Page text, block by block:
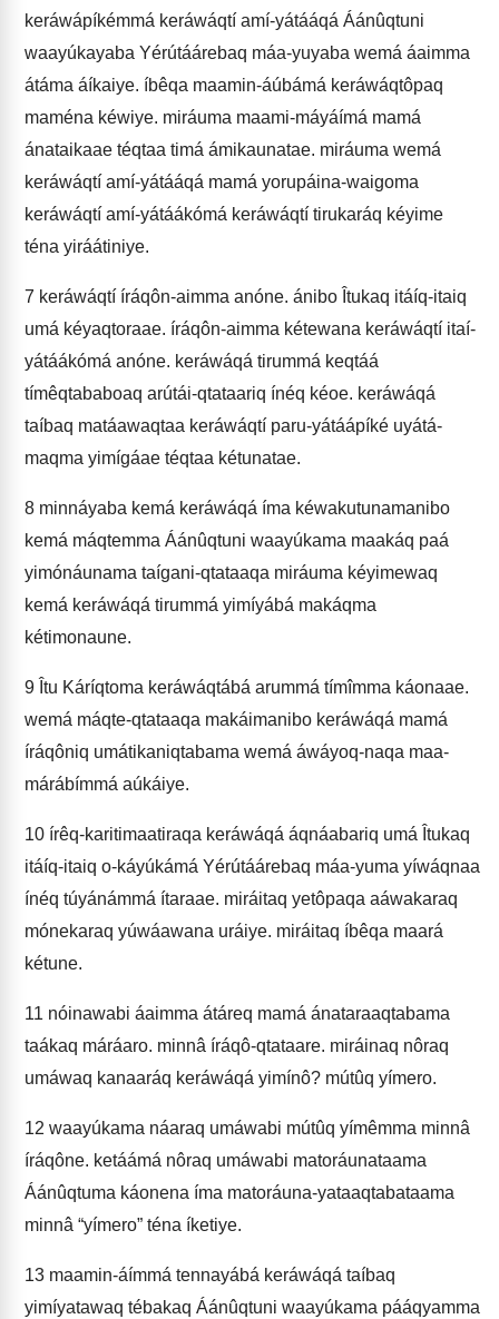
keráwápíkémmá keráwáqtí amí-yátááqá Áánûqtuni
waayúkayaba Yérútáárebaq máa-yuyaba wemá áaimma
átáma áíkaiye. íbêqa maamin-áúbámá keráwáqtôpaq
maména kéwiye. miráuma maami-máyáímá mamá
ánataikaae téqtaa timá ámikaunatae. miráuma wemá
keráwáqtí amí-yátááqá mamá yorupáina-waigoma
keráwáqtí amí-yátáákómá keráwáqtí tirukaráq kéyime
téna yiráátiniye.
7 keráwáqtí íráqôn-aimma anóne. ánibo Îtukaq itáíq-itaiq
umá kéyaqtoraae. íráqôn-aimma kétewana keráwáqtí itaí-
yátáákómá anóne. keráwáqá tirummá keqtáá
tímêqtababoaq arútái-qtataariq ínéq kéoe. keráwáqá
taíbaq matáawaqtaa keráwáqtí paru-yátáápíké uyátá-
maqma yimígáae téqtaa kétunatae.
8 minnáyaba kemá keráwáqá íma kéwakutunamanibo
kemá máqtemma Áánûqtuni waayúkama maakáq paá
yimónáunama taígani-qtataaqa miráuma kéyimewaq
kemá keráwáqá tirummá yimíyábá makáqma
kétimonaune.
9 Îtu Káríqtoma keráwáqtábá arummá tímîmma káonaae.
wemá máqte-qtataaqa makáimanibo keráwáqá mamá
íráqôniq umátikaniqtabama wemá áwáyoq-naqa maa-
márábímmá aúkáiye.
10 írêq-karitimaatiraqa keráwáqá áqnáabariq umá Îtukaq
itáíq-itaiq o-káyúkámá Yérútáárebaq máa-yuma yíwáqnaa
ínéq túyánámmá ítaraae. miráitaq yetôpaqa aáwakaraq
mónekaraq yúwáawana uráiye. miráitaq íbêqa maará
kétune.
11 nóinawabi áaimma átáreq mamá ánataraaqtabama
taákaq máráaro. minnâ íráqô-qtataare. miráinaq nôraq
umáwaq kanaaráq keráwáqá yimínô? mútûq yímero.
12 waayúkama náaraq umáwabi mútûq yímêmma minnâ
íráqône. ketáámá nôraq umáwabi matoráunataama
Áánûqtuma káonena íma matoráuna-yataaqtabataama
minnâ “yímero” téna íketiye.
13 maamin-áímmá tennayábá keráwáqá taíbaq
yimíyatawaq tébakaq Áánûqtuni waayúkama pááqyamma